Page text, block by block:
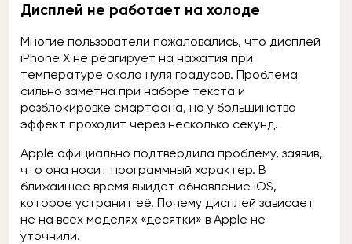
Дисплей не работает на холоде
Многие пользователи пожаловались, что дисплей
iPhone X не реагирует на нажатия при
температуре около нуля градусов. Проблема
сильно заметна при наборе текста и
разблокировке смартфона, но у большинства
эффект проходит через несколько секунд.
Apple официально подтвердила проблему, заявив,
что она носит программный характер. В
ближайшее время выйдет обновление iOS,
которое устранит её. Почему дисплей зависает
не на всех моделях «десятки» в Apple не
уточнили.